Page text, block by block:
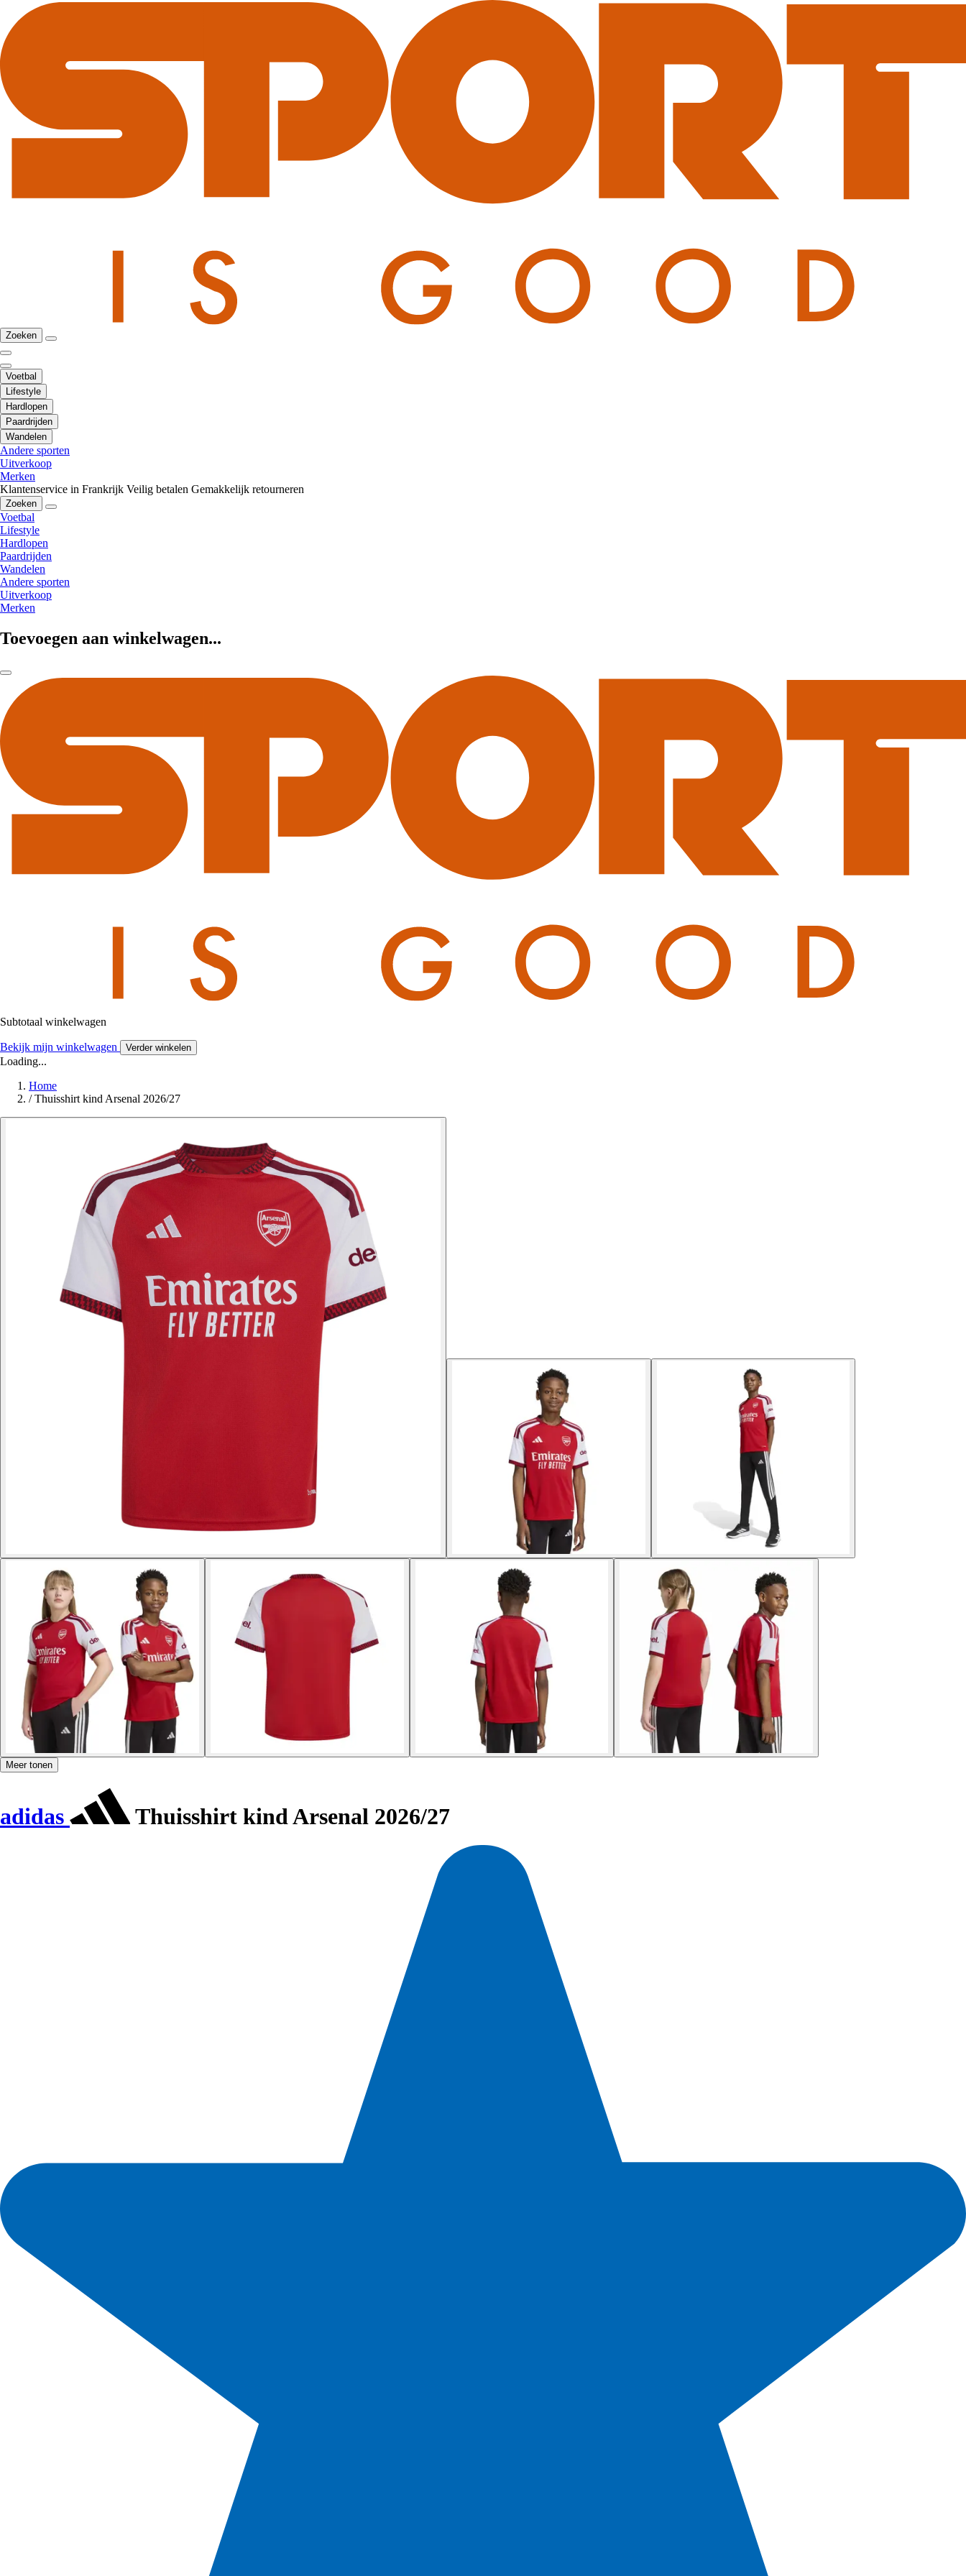
Zoeken
Voetbal
Lifestyle
Hardlopen
Paardrijden
Wandelen
Andere sporten
Uitverkoop
Merken
Klantenservice in Frankrijk Veilig betalen Gemakkelijk retourneren
Zoeken
Voetbal
Lifestyle
Hardlopen
Paardrijden
Wandelen
Andere sporten
Uitverkoop
Merken
Toevoegen aan winkelwagen...
Subtotaal winkelwagen
Bekijk mijn winkelwagen Verder winkelen
Loading...
Home
/ Thuisshirt kind Arsenal 2026/27
Meer tonen
adidas Thuisshirt kind Arsenal 2026/27